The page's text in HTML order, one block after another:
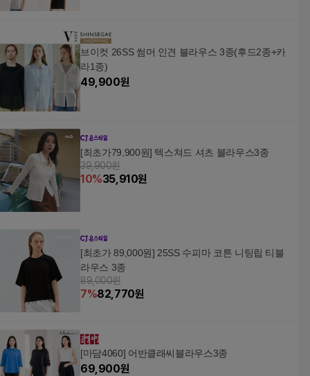
브이컷 26SS 썸머 인견 블라우스 3종(후드2종+카
라1종)
49,900원
[최초가79,900원] 텍스쳐드 셔츠 블라우스3종
39,900원
10%35,910원
[최초가 89,000원] 25SS 수피마 코튼 니팅립 티블
라우스 3종
89,000원
7%82,770원
[마담4060] 어반클래씨블라우스3종
69,900원